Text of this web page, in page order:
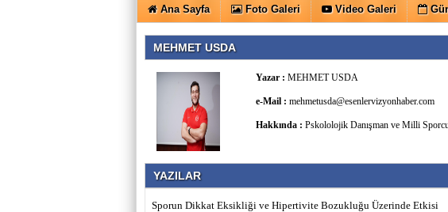
Ana Sayfa Foto Galeri Video Galeri
MEHMET USDA
Yazar : MEHMET USDA
e-Mail : mehmetusda@esenlervizyonhaber.com
Hakkında : Pskololojik Danışman ve Milli
YAZILAR
Sporun Dikkat Eksikliği ve Hipertivite Bozukluğu Üzerinde Etkisi